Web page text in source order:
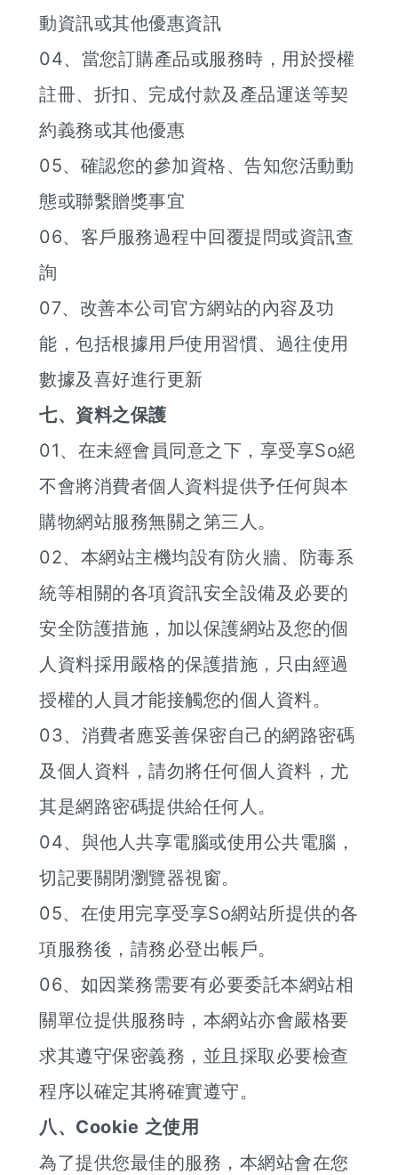
動資訊或其他優惠資訊
04、當您訂購產品或服務時，用於授權
註冊、折扣、完成付款及產品運送等契
約義務或其他優惠
05、確認您的參加資格、告知您活動動
態或聯繫贈獎事宜
06、客戶服務過程中回覆提問或資訊查
詢
07、改善本公司官方網站的內容及功
能，包括根據用戶使用習慣、過往使用
數據及喜好進行更新
七、資料之保護
01、在未經會員同意之下，享受享So絕
不會將消費者個人資料提供予任何與本
購物網站服務無關之第三人。
02、本網站主機均設有防火牆、防毒系
統等相關的各項資訊安全設備及必要的
安全防護措施，加以保護網站及您的個
人資料採用嚴格的保護措施，只由經過
授權的人員才能接觸您的個人資料。
03、消費者應妥善保密自己的網路密碼
及個人資料，請勿將任何個人資料，尤
其是網路密碼提供給任何人。
04、與他人共享電腦或使用公共電腦，
切記要關閉瀏覽器視窗。
05、在使用完享受享So網站所提供的各
項服務後，請務必登出帳戶。
06、如因業務需要有必要委託本網站相
關單位提供服務時，本網站亦會嚴格要
求其遵守保密義務，並且採取必要檢查
程序以確定其將確實遵守。
八、Cookie 之使用
為了提供您最佳的服務，本網站會在您